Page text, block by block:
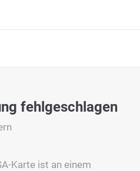
fehlgeschlagen
Karte ist an einem